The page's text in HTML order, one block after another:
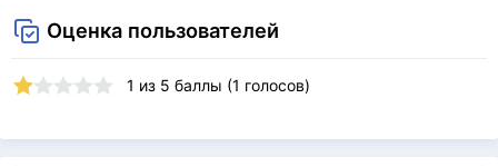
Оценка пользователей
1 из 5 баллы (1 голосов)